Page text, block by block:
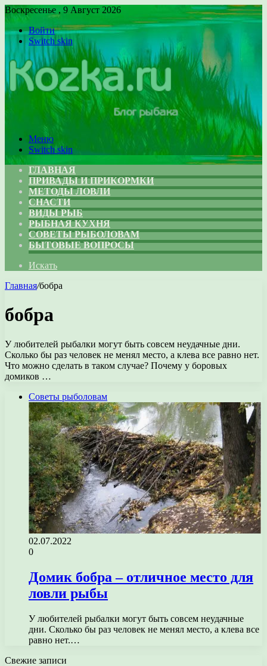
Воскресенье , 9 Август 2026
Войти
Switch skin
Меню
Switch skin
ГЛАВНАЯ
ПРИВАДЫ И ПРИКОРМКИ
МЕТОДЫ ЛОВЛИ
СНАСТИ
ВИДЫ РЫБ
РЫБНАЯ КУХНЯ
СОВЕТЫ РЫБОЛОВАМ
БЫТОВЫЕ ВОПРОСЫ
Искать
Главная/бобра
бобра
У любителей рыбалки могут быть совсем неудачные дни.
Сколько бы раз человек не менял место, а клева все равно нет.
Что можно сделать в таком случае? Почему у боровых
домиков …
Советы рыболовам
02.07.2022
0
Домик бобра – отличное место для
ловли рыбы
У любителей рыбалки могут быть совсем неудачные
дни. Сколько бы раз человек не менял место, а клева все
равно нет.…
Свежие записи